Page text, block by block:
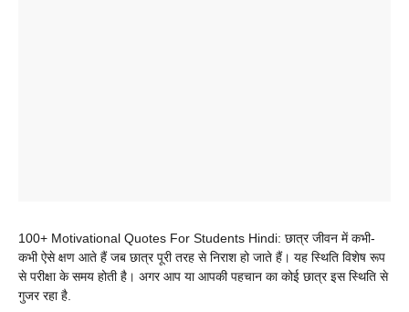
100+ Motivational Quotes For Students Hindi: छात्र जीवन में कभी-
कभी ऐसे क्षण आते हैं जब छात्र पूरी तरह से निराश हो जाते हैं। यह स्थिति विशेष रूप
से परीक्षा के समय होती है। अगर आप या आपकी पहचान का कोई छात्र इस स्थिति से
गुजर रहा है.